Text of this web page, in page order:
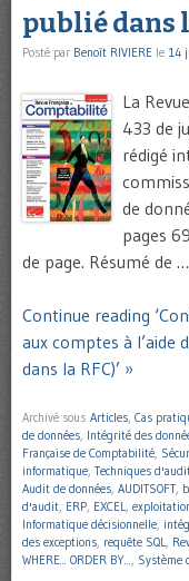
publié dans
Posté par Benoît RIVIERE le 14
La
433 de
rédigé
de
pages
de page. Résumé de …
Continue reading
aux comptes à l’aide
dans la RFC)’ »
Archivé sous Articles Cas
de données Intégrité des
Française de Comptabilité
informatique Techniques
Audit de données AUDITSOFT
d'audit ERP EXCEL
Informatique décisionnelle
des exceptions requête SQL
WHERE... ORDER BY...
Système